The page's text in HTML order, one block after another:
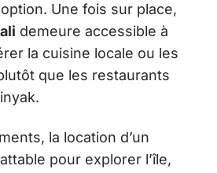
Une fois sur place,
demeure accessible à
la cuisine locale ou les
que les restaurants
la location d’un
pour explorer l’île,